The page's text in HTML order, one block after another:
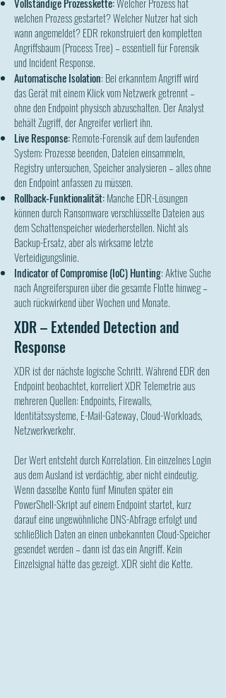
welchen Prozess gestartet? Welcher Nutzer hat sich
wann angemeldet? EDR rekonstruiert den kompletten
Angriffsbaum (Process Tree) – essentiell für Forensik
und Incident Response.
Automatische Isolation: Bei erkanntem Angriff wird
das Gerät mit einem Klick vom Netzwerk getrennt –
ohne den Endpoint physisch abzuschalten. Der Analyst
behält Zugriff, der Angreifer verliert ihn.
Live Response:Remote-Forensik auf dem laufenden
System: Prozesse beenden, Dateien einsammeln,
Registry untersuchen, Speicher analysieren – alles ohne
den Endpoint anfassen zu müssen.
Rollback-Funktionalität:Manche EDR-Lösungen
können durch Ransomware verschlüsselte Dateien aus
dem Schattenspeicher wiederherstellen. Nicht als
Backup-Ersatz, aber als wirksame letzte
Verteidigungslinie.
Indicator of Compromise (IoC) Hunting: Aktive Suche
nach Angreiferspuren über die gesamte Flotte hinweg –
auch rückwirkend über Wochen und Monate.
XDR – Extended Detection and
Response
XDR ist der nächste logische Schritt. Während EDR den
Endpoint beobachtet, korreliert XDR Telemetrie aus
mehreren Quellen: Endpoints, Firewalls,
Identitätssysteme, E-Mail-Gateway, Cloud-Workloads,
Netzwerkverkehr.
Der Wert entsteht durch Korrelation. Ein einzelnes Login
aus dem Ausland ist verdächtig, aber nicht eindeutig.
Wenn dasselbe Konto fünf Minuten später ein
PowerShell-Skript auf einem Endpoint startet, kurz
darauf eine ungewöhnliche DNS-Abfrage erfolgt und
schließlich Daten an einen unbekannten Cloud-Speicher
gesendet werden – dann ist das ein Angriff. Kein
Einzelsignal hätte das gezeigt. XDR sieht die Kette.